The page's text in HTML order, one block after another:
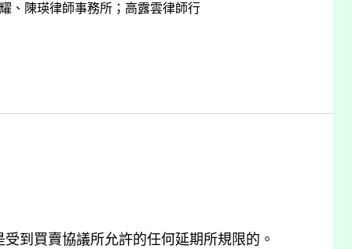
、陳瑛律師事務所；高露雲律師行
到買賣協議所允許的任何延期所規限的。